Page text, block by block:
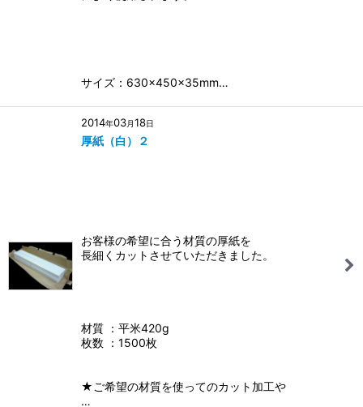
サイズ：630×450×35mm…
2014年03月18日
厚紙（白）２
お客様の希望に合う材質の厚紙を
長細くカットさせていただきました。
材質 ：平米420g
枚数 ：1500枚
★ご希望の材質を使ってのカット加工や
…